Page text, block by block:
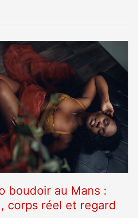
boudoir au Mans :
corps réel et regard